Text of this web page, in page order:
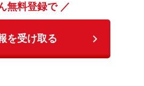
無料登録で ／
を受け取る